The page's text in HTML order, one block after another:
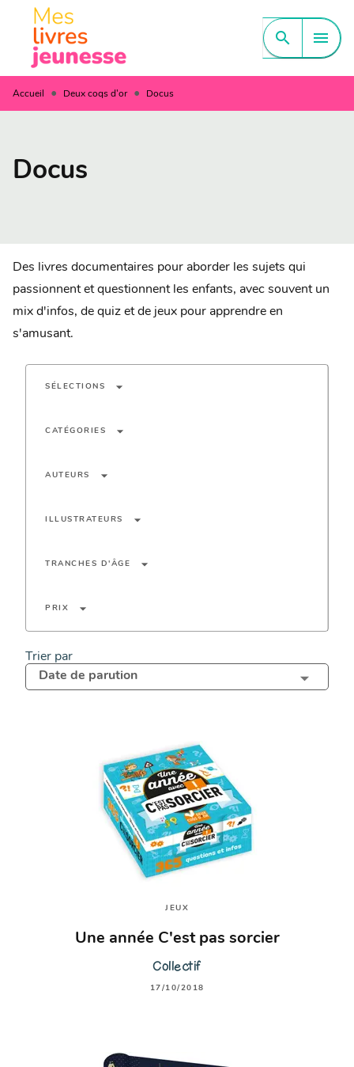
MENU CONTENU
PIED DE PAGE
search menu
Accueil • Deux coqs d'or • Docus
Docus
Des livres documentaires pour aborder les sujets qui
passionnent et questionnent les enfants, avec souvent un
mix d'infos, de quiz et de jeux pour apprendre en
s'amusant.
SÉLECTIONS arrow_drop_down
CATÉGORIES arrow_drop_down
AUTEURS arrow_drop_down
ILLUSTRATEURS arrow_drop_down
TRANCHES D'ÂGE arrow_drop_down
PRIX arrow_drop_down
Trier par
Date de parution
JEUX
Une année C'est pas sorcier
Collectif
17/10/2018